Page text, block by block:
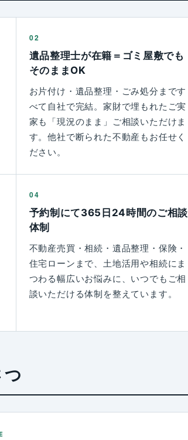
02
遺品整理士が在籍＝ゴミ屋敷でも
そのままOK
お片付け・遺品整理・ごみ処分まです
べて自社で完結。家財で埋もれたご実
家も「現況のまま」ご相談いただけま
す。他社で断られた不動産もお任せく
ださい。
04
予約制にて365日24時間のご相談
体制
不動産売買・相続・遺品整理・保険・
住宅ローンまで、土地活用や相続にま
つわる幅広いお悩みに、いつでもご相
談いただける体制を整えています。